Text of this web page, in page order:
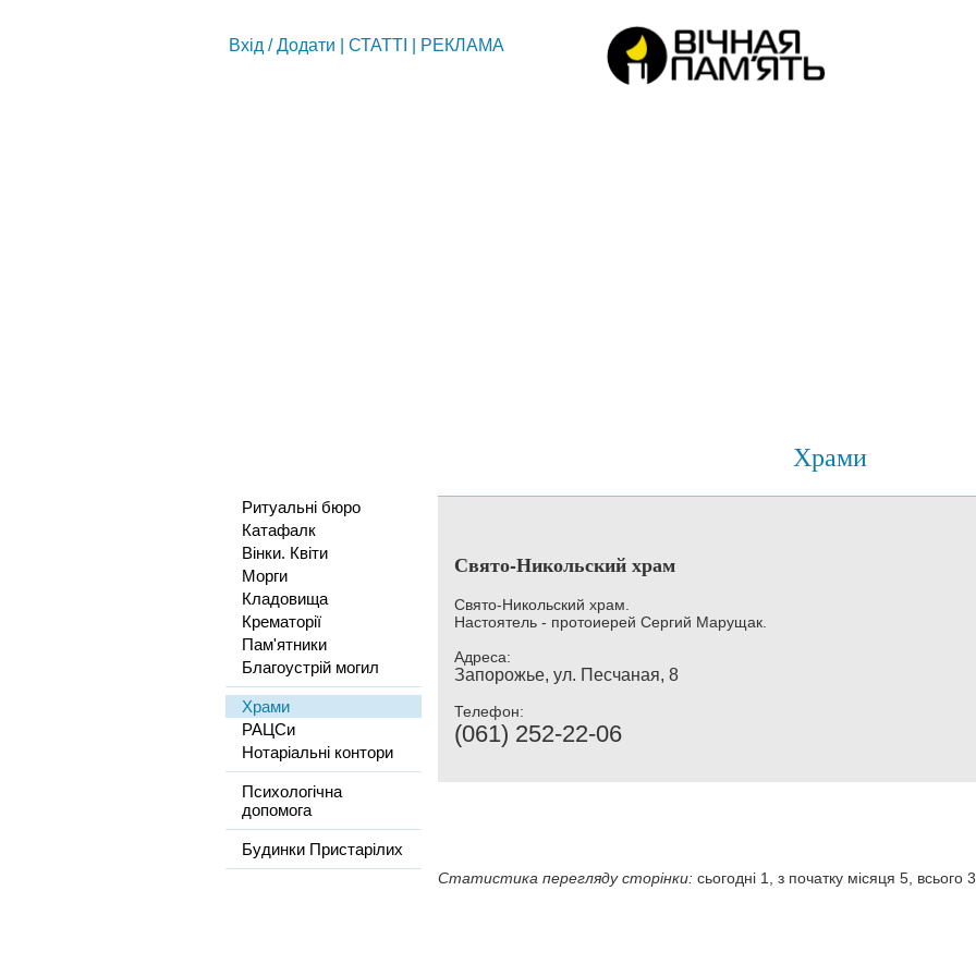
Вхід /Додати СТАТТІ РЕКЛАМА
Храми
Ритуальні бюро
Катафалк
Вінки. Квіти
Морги
Кладовища
Крематорії
Пам'ятники
Благоустрій могил
Храми
РАЦСи
Нотаріальні контори
Психологічна
допомога
Будинки Пристарілих
Свято-Никольский храм
Свято-Никольский храм.
Настоятель - протоиерей Сергий Марущак.
Адреса:
Запорожье, ул. Песчаная, 8
Телефон:
(061) 252-22-06
Статистика перегляду сторінки: сьогодні 1, з початку місяця 5, всього